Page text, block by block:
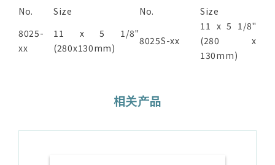
No.
Size No.
Size
8025-
xx
11 x 5 1/8"
(280x130mm)
8025S-xx
11 x 5 1/8"
(280 x
130mm)
相关产品